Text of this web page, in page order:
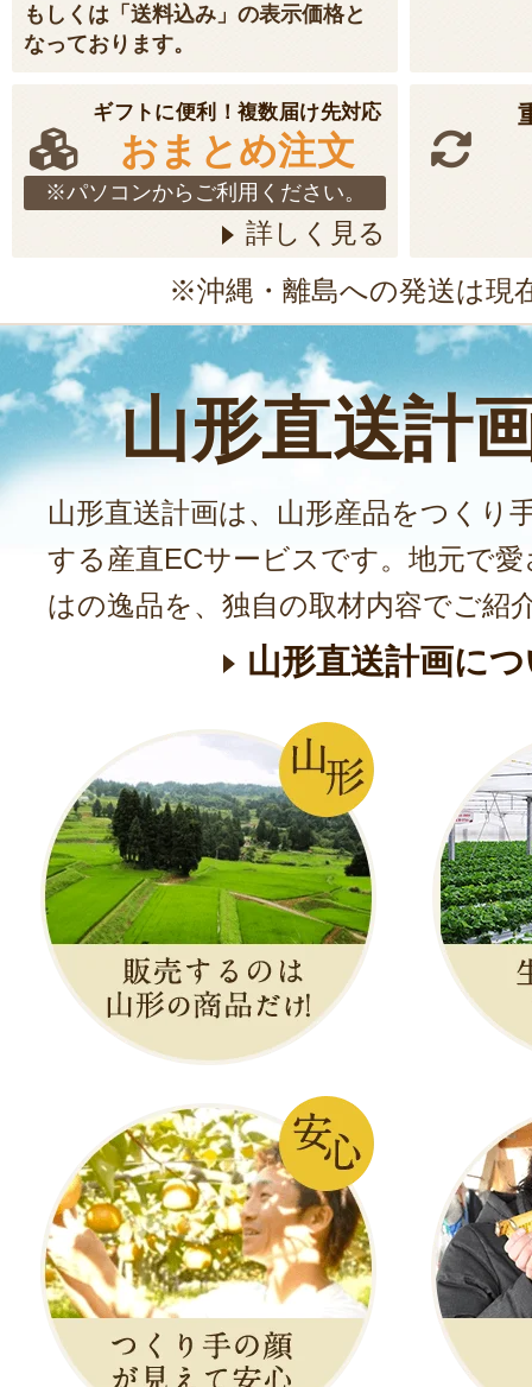
もしくは「送料込み」の表示価格と
なっております。
ギフトに便利！複数届け先対応
おまとめ注文
※パソコンからご利用ください。
詳しく見る
※沖縄・離島への発送は現
山形直送計
山形直送計画は、山形産品をつくり
する産直ECサービスです。地元で
はの逸品を、独自の取材内容でご紹
山形直送計画に